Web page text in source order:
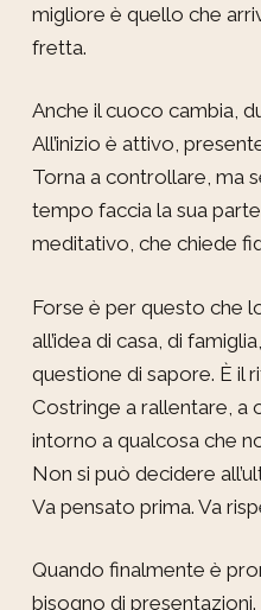
migliore è quello che
fretta.
Anche il cuoco cambia,
All’inizio è attivo,
Torna a controllare, ma
tempo faccia la sua
meditativo, che chiede
Forse è per questo che
all’idea di casa, di
questione di sapore. È il
Costringe a rallentare, a
intorno a qualcosa che
Non si può decidere
Va pensato prima. Va
Quando finalmente è
bisogno di